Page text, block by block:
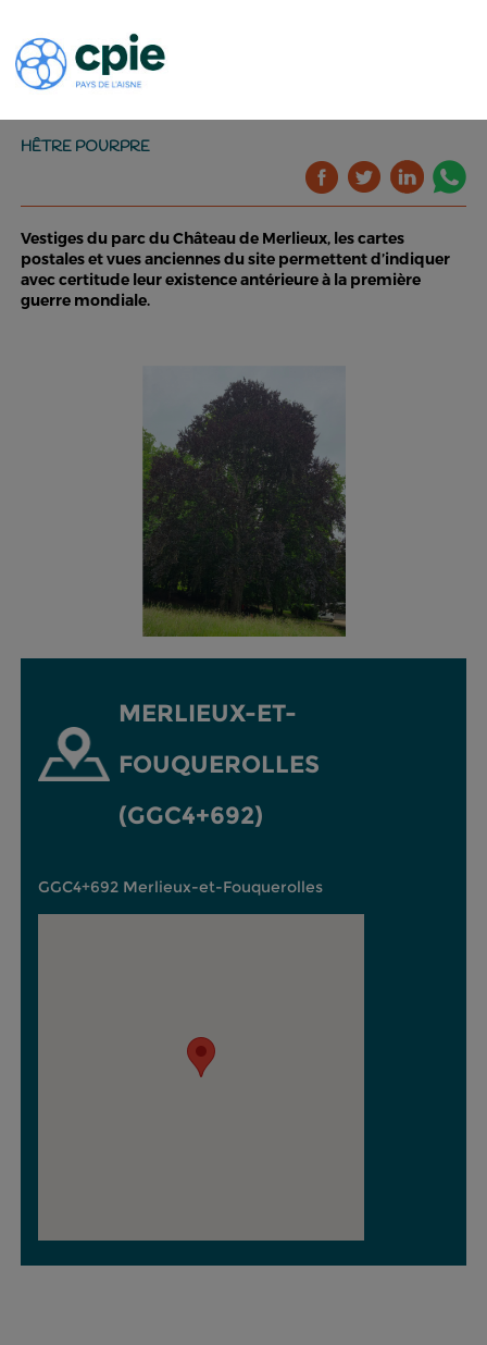
HÊTRE POURPRE
Vestiges du parc du Château de Merlieux, les cartes
postales et vues anciennes du site permettent d’indiquer
avec certitude leur existence antérieure à la première
guerre mondiale.
MERLIEUX-ET-
FOUQUEROLLES
(GGC4+692)
GGC4+692 Merlieux-et-Fouquerolles